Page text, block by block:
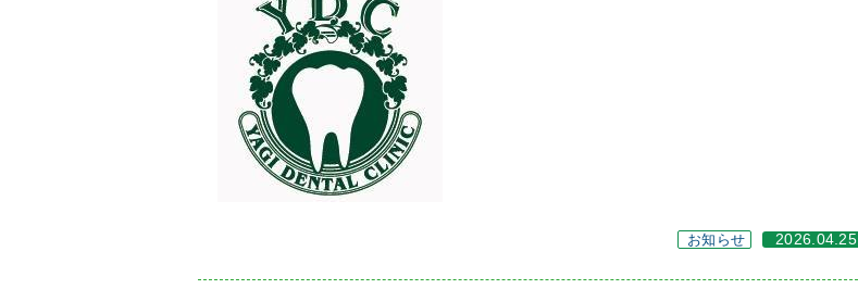
お知らせ 2026.04.25